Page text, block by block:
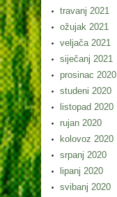
travanj 2021
ožujak 2021
veljača 2021
siječanj 2021
prosinac 2020
studeni 2020
listopad 2020
rujan 2020
kolovoz 2020
srpanj 2020
lipanj 2020
svibanj 2020